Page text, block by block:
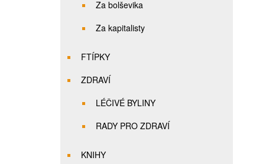
Za bolševika
Za kapitalisty
FTÍPKY
ZDRAVÍ
LÉČIVÉ BYLINY
RADY PRO ZDRAVÍ
KNIHY